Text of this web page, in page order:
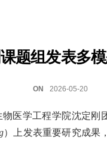
题组发表多
ON 2026-05-20
医学工程学院沈定刚
） 上发表重要研究成果